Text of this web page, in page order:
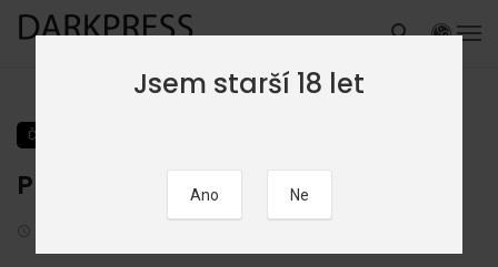
ČLÁNKY
Projekt Rezident
Jsem starší 18 let